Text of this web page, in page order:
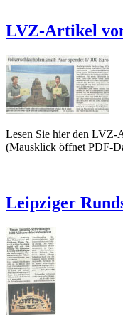
LVZ-Artikel
Lesen Sie hier den LVZ-
(Mausklick öffnet PDF-
Leipziger